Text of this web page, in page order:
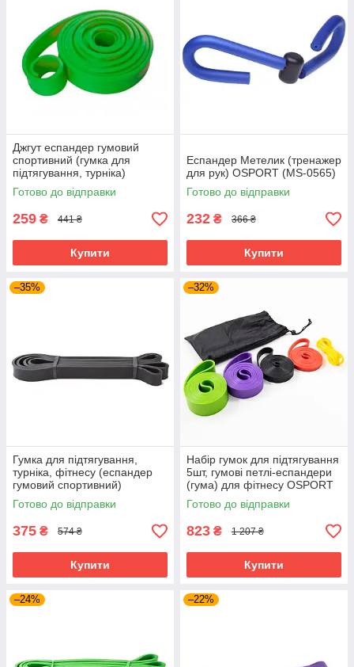
Джгут еспандер гумовий
спортивний (гумка для
підтягування, турніка)
3500x40 мм OSPORT (MS
2013) Зелений
Готово до відправки
259 ₴ 441 ₴
Купити
Еспандер Метелик (тренажер
для рук) OSPORT (MS-0565)
Готово до відправки
232 ₴ 366 ₴
Купити
–35%
Гумка для підтягування,
турніка, фітнесу (еспандер
гумовий спортивний)
2080x22 мм OSPORT (MS
1879)
Готово до відправки
375 ₴ 574 ₴
Купити
–32%
Набір гумок для підтягування
5шт, гумові петлі-еспандери
(гума) для фітнесу OSPORT
(OF-0256)
Готово до відправки
823 ₴ 1 207 ₴
Купити
–24% –22%